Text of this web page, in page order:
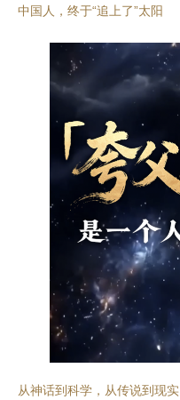
中国人，终于“追上了”太阳
从神话到科学，从传说到现实